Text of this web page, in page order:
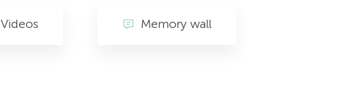
Videos Memory wall